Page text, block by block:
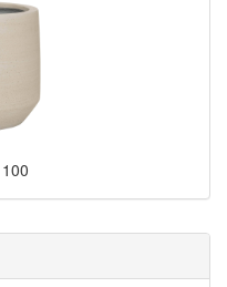
100